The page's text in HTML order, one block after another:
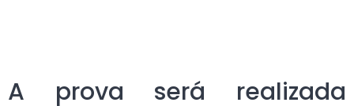
A prova será realizada